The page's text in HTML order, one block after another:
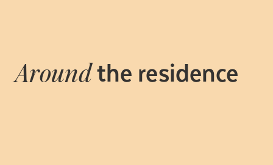
Aroundthe residence